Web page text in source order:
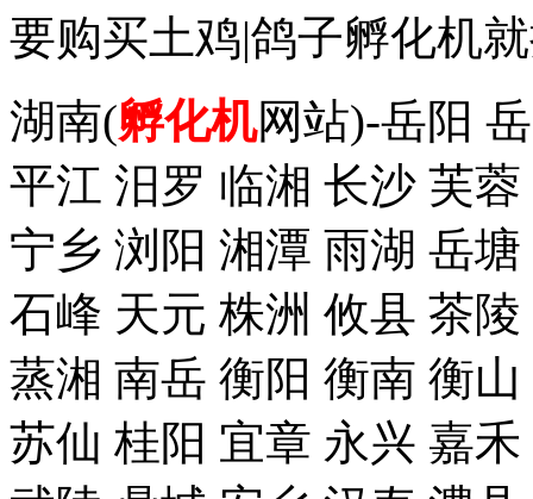
要购买土鸡|鸽子孵化机
湖南(孵化机网站)-岳阳
平江 汨罗 临湘 长沙 芙
宁乡 浏阳 湘潭 雨湖 岳
石峰 天元 株洲 攸县 茶
蒸湘 南岳 衡阳 衡南 衡
苏仙 桂阳 宜章 永兴 嘉